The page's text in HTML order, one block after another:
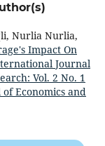
Nurlia Nurlia,
Impact On
Journal
Vol. 2 No. 1
Economics and